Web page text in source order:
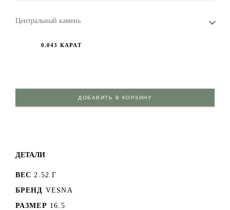
Центральный камень
0.043 КАРАТ
ДОБАВИТЬ В КОРЗИНУ
ДЕТАЛИ
ВЕС 2.52 Г
БРЕНД VESNA
РАЗМЕР 16.5